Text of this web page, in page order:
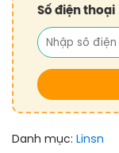
Số điện thoại
Danh mục: Linsn